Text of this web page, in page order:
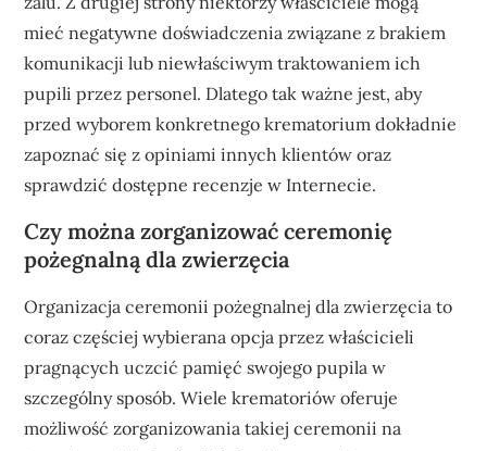
mieć negatywne doświadczenia związane z brakiem
komunikacji lub niewłaściwym traktowaniem ich
pupili przez personel. Dlatego tak ważne jest, aby
przed wyborem konkretnego krematorium dokładnie
zapoznać się z opiniami innych klientów oraz
sprawdzić dostępne recenzje w Internecie.
Czy można zorganizować ceremonię
pożegnalną dla zwierzęcia
Organizacja ceremonii pożegnalnej dla zwierzęcia to
coraz częściej wybierana opcja przez właścicieli
pragnących uczcić pamięć swojego pupila w
szczególny sposób. Wiele krematoriów oferuje
możliwość zorganizowania takiej ceremonii na